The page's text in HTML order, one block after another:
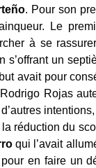
. Pour son
Le
à se
s’offrant un
avait pour
Rojas
réduction du
qui l’avait
pour en faire un